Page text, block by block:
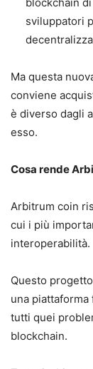
sviluppatori
Ma questa
conviene
è diverso dagli
esso.
Cosa rende
Arbitrum coin
cui i più
interoperabilità.
Questo
una
tutti quei
blockchain.